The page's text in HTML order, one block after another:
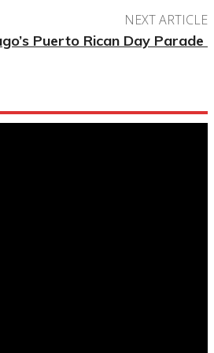
NEXT ARTICLE
Puerto Rican Day Parade